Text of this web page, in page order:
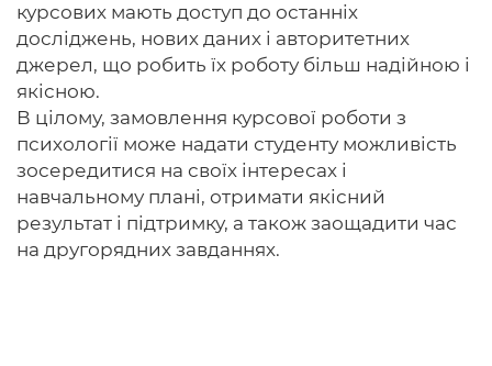
курсових мають доступ до останніх
досліджень, нових даних і авторитетних
джерел, що робить їх роботу більш надійною і
якісною.
В цілому, замовлення курсової роботи з
психології може надати студенту можливість
зосередитися на своїх інтересах і
навчальному плані, отримати якісний
результат і підтримку, а також заощадити час
на другорядних завданнях.